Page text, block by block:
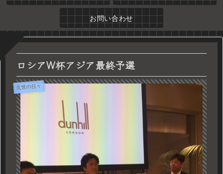
お問い合わせ
ロシアW杯アジア最終予選
久世の日々